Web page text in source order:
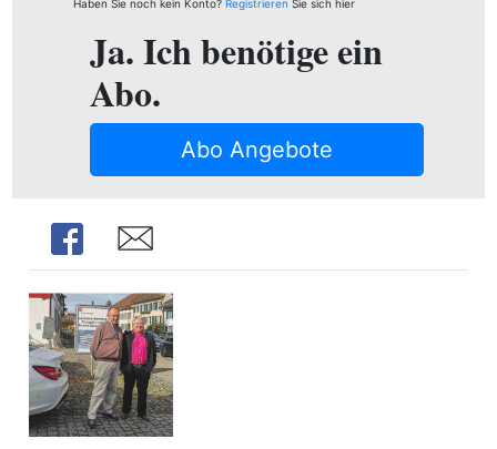
Haben Sie noch kein Konto? RegistrierenSie sich hier
Ja. Ich benötige ein
Abo.
Abo Angebote
Share Share